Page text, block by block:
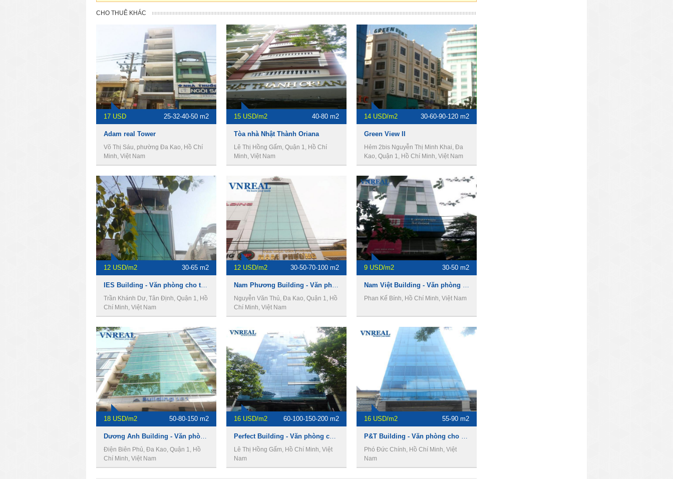
CHO THUÊ KHÁC
17 USD 25-32-40-50 m2
Adam real Tower
Võ Thị Sáu, phường Đa Kao, Hồ Chí
Minh, Việt Nam
15 USD/m2 40-80 m2
Tòa nhà Nhật Thành Oriana
Lê Thị Hồng Gấm, Quận 1, Hồ Chí
Minh, Việt Nam
14 USD/m2 30-60-90-120 m2
Green View II
Hẻm 2bis Nguyễn Thị Minh Khai, Đa
Kao, Quận 1, Hồ Chí Minh, Việt Nam
12 USD/m2 30-65 m2
Trần Khánh Dư, Tân Định, Quận 1, Hồ
Chí Minh, Việt Nam
12 USD/m2 30-50-70-100 m2
Nguyễn Văn Thủ, Đa Kao, Quận 1, Hồ
Chí Minh, Việt Nam
9 USD/m2 30-50 m2
Phan Kế Bính, Hồ Chí Minh, Việt Nam
18 USD/m2 50-80-150 m2
Điện Biên Phủ, Đa Kao, Quận 1, Hồ
Chí Minh, Việt Nam
16 USD/m2 60-100-150-200 m2
Lê Thị Hồng Gấm, Hồ Chí Minh, Việt
Nam
16 USD/m2 55-90 m2
Phó Đức Chính, Hồ Chí Minh, Việt
Nam